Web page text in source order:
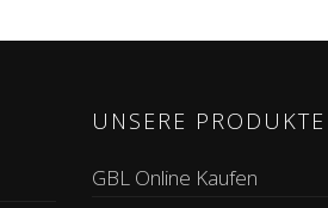
UNSERE PRODUKTE
GBL Online Kaufen